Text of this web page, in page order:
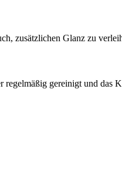
zusätzlichen Glanz zu
gereinigt und das